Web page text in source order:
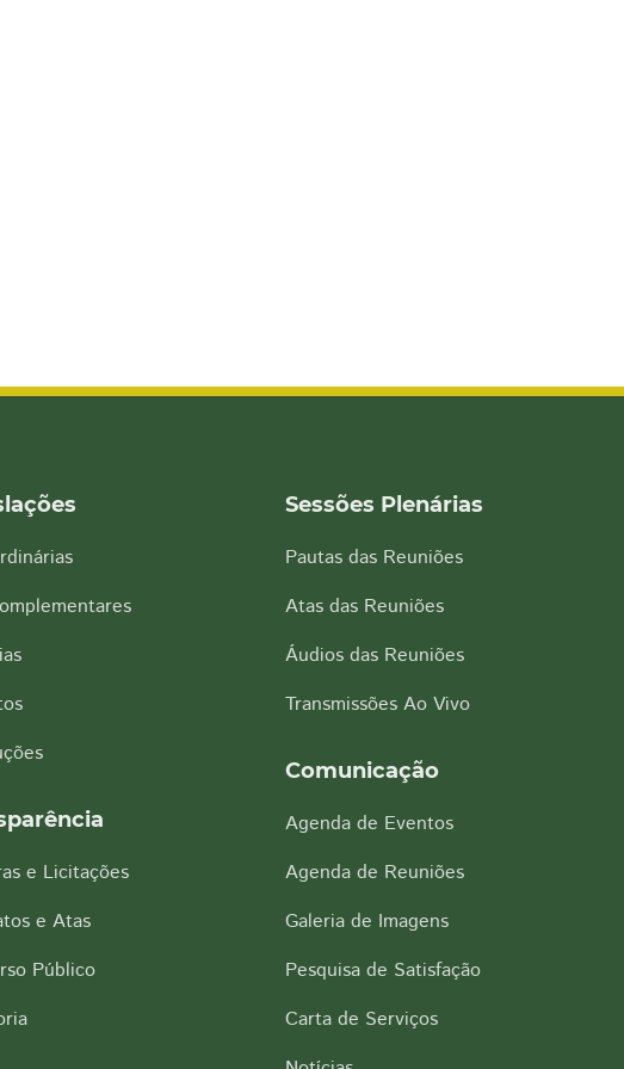
e Licitações
e Atas
Público
Sessões Plenárias
Pautas das Reuniões
Atas das Reuniões
Áudios das Reuniões
Transmissões Ao Vivo
Comunicação
Agenda de Eventos
Agenda de Reuniões
Galeria de Imagens
Pesquisa de Satisfação
Carta de Serviços